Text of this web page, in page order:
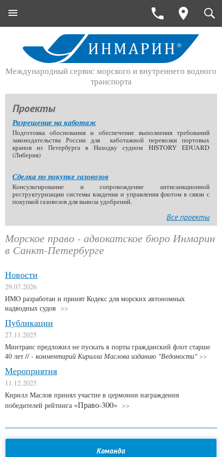
Международный сервис морского и внутреннего водного
транспорта
Проекты
Разрешение на каботаж
Подготовка обоснования и обеспечение выполнения требований
законодательства России для каботажной перевозки портовых
кранов из Петербурга в Находку судном HISTORY EDUARD
(Либерия)
Сделка по покупке газовозов
Консультирование и сопровождение антисанкционной
реструктуризации системы владения и управления флотом в связи с
покупкой газовозов для вывоза удобрений.
Все проекты
Морское право - адвокатское бюро Инмарин
в Санкт-Петербурге
Новости
29.07.2026
ИМО разработан и принят Кодекс для морских автономных
надводных судов
Публикации
27.11.2025
Минтранс предложил не пускать в порты гражданский флот старше
40 лет // - комментарий Кирилла Маслова изданию "Ведомости"
Мероприятия
11.12.2025
Кирилл Маслов принял участие в цермонии награждения
победителей рейтинга «Право-300»
Команда